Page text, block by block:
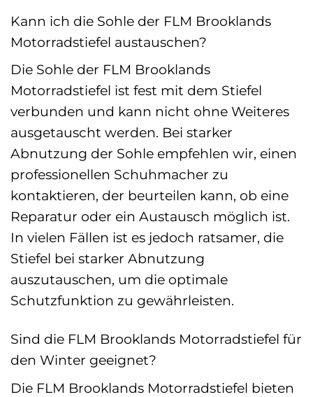
Kann ich die Sohle der FLM Brooklands
Motorradstiefel austauschen?
Die Sohle der FLM Brooklands
Motorradstiefel ist fest mit dem Stiefel
verbunden und kann nicht ohne Weiteres
ausgetauscht werden. Bei starker
Abnutzung der Sohle empfehlen wir, einen
professionellen Schuhmacher zu
kontaktieren, der beurteilen kann, ob eine
Reparatur oder ein Austausch möglich ist.
In vielen Fällen ist es jedoch ratsamer, die
Stiefel bei starker Abnutzung
auszutauschen, um die optimale
Schutzfunktion zu gewährleisten.
Sind die FLM Brooklands Motorradstiefel für
den Winter geeignet?
Die FLM Brooklands Motorradstiefel bieten